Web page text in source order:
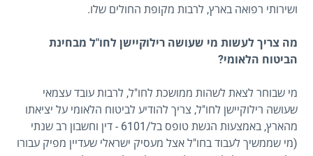
ושירותי רפואה בארץ, לרבות מקופת החולים שלו.
מה צריך לעשות מי שעושה רילוקיישן לחו"ל מבחינת
הביטוח הלאומי?
מי שבוחר לצאת לשהות ממושכת לחו"ל, לרבות עובד עצמאי
שעושה רילוקיישן לחו"ל, צריך להודיע לביטוח הלאומי על יציאתו
מהארץ, באמצעות הגשת טופס בל/6101 - דין וחשבון רב שנתי
(מי שממשיך לעבוד בחו"ל אצל מעסיק ישראלי שעדיין מפיק עבורו